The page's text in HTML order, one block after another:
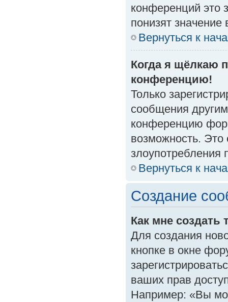
конференций это
понизят
Вернуться к
Когда я щёлкаю
конференцию!
Только
сообщения
конференцию
возможность. Это
злоупотребления
Вернуться к
Создание
Как мне создать
Для создания
кнопке в окне
ваших прав
Например: «Вы